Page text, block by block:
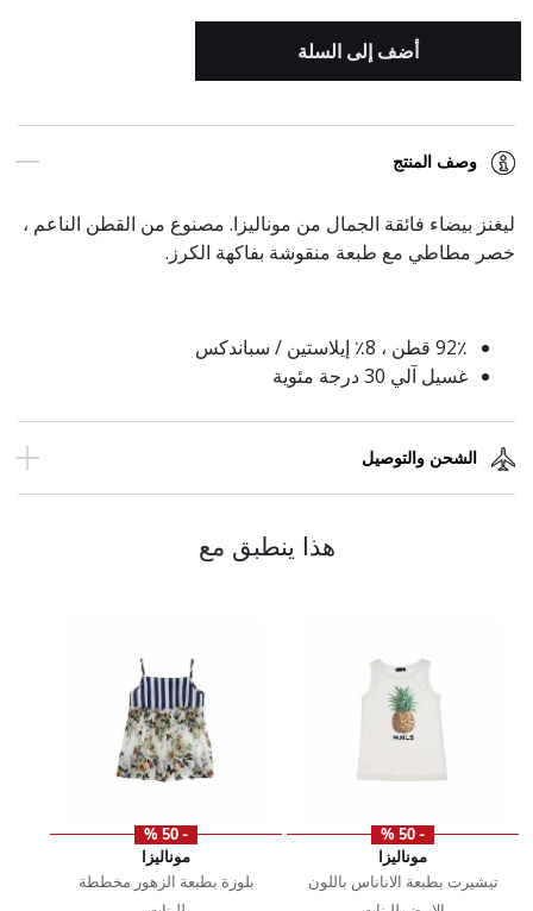
أضف إلى السلة
وصف المنتج
ليغنز بيضاء فائقة الجمال من موناليزا. مصنوع من القطن الناعم ،
خصر مطاطي مع طبعة منقوشة بفاكهة الكرز.
92٪ قطن ، 8٪ إيلاستين / سباندكس
غسيل آلي 30 درجة مئوية
الشحن والتوصيل
هذا ينطبق مع
- 50 %
موناليزا
تيشيرت بطبعة الاناناس باللون
- 50 %
موناليزا
بلوزة بطبعة الزهور مخططة